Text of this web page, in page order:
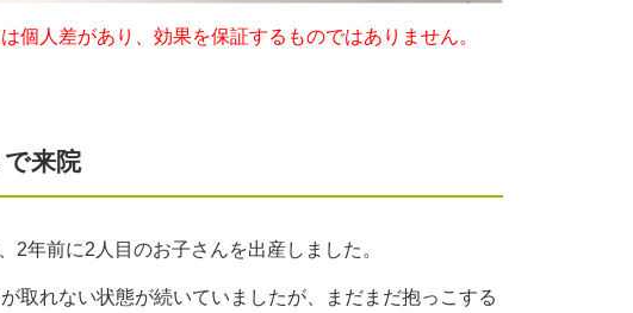
人差があり、効果を保証するものではありません。
来院
2年前に2人目のお子さんを出産しました。
取れない状態が続いていましたが、まだまだ抱っこする